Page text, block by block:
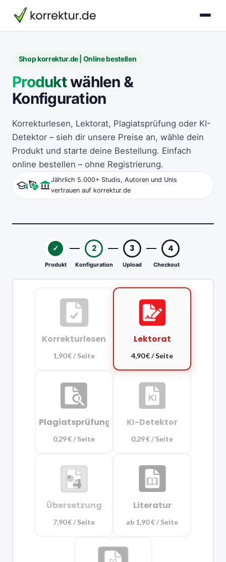
korrektur.de
Shop korrektur.de | Online bestellen
Produktwählen &
Konfiguration
Korrekturlesen, Lektorat, Plagiatsprüfung oder KI-
Detektor – sieh dir unsere Preise an, wähle dein
Produkt und starte deine Bestellung. Einfach
online bestellen – ohne Registrierung.
Jährlich 5.000+ Studis, Autoren und Unis
vertrauen auf korrektur.de
✓
Produkt
2
Konfiguration
3
Upload
4
Checkout
Korrekturlesen
1,90 € / Seite
Lektorat
4,90 € / Seite
Plagiatsprüfung
0,29 € / Seite
KI-Detektor
0,29 € / Seite
Übersetzung
7,90 € / Seite
Literatur
ab 1,90 € / Seite